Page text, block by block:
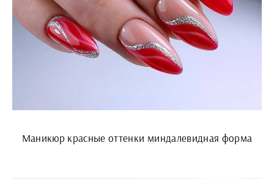
Маникюр красные оттенки миндалевидная форма